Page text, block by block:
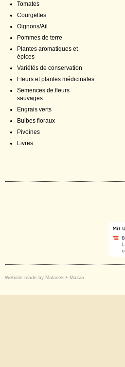
Tomates
Courgettes
Oignons/Ail
Pommes de terre
Plantes aromatiques et
épices
Variétés de conservation
Fleurs et plantes médicinales
Semences de fleurs
sauvages
Engrais verts
Bulbes floraux
Pivoines
Livres
Website made by Malacek + Mazza